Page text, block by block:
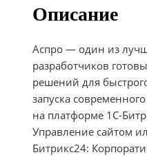
Описание
Аспро — один из
разработчиков
решений для
запуска
на платформе 1С-
Управление сайтом
Битрикс24: